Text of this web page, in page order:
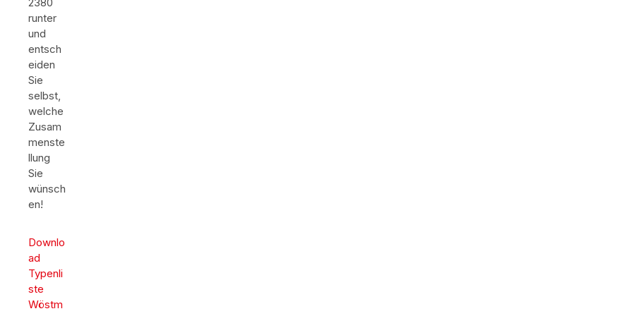
runter
und
entsch
eiden
Sie
selbst,
welche
Zusam
menste
llung
Sie
wünsch
en!
Downlo
ad
Typenli
ste
Wöstm